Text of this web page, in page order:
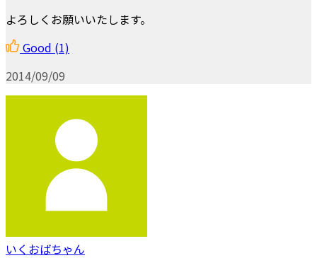
よろしくお願いいたします。
Good (1)
2014/09/09
いくおばちゃん